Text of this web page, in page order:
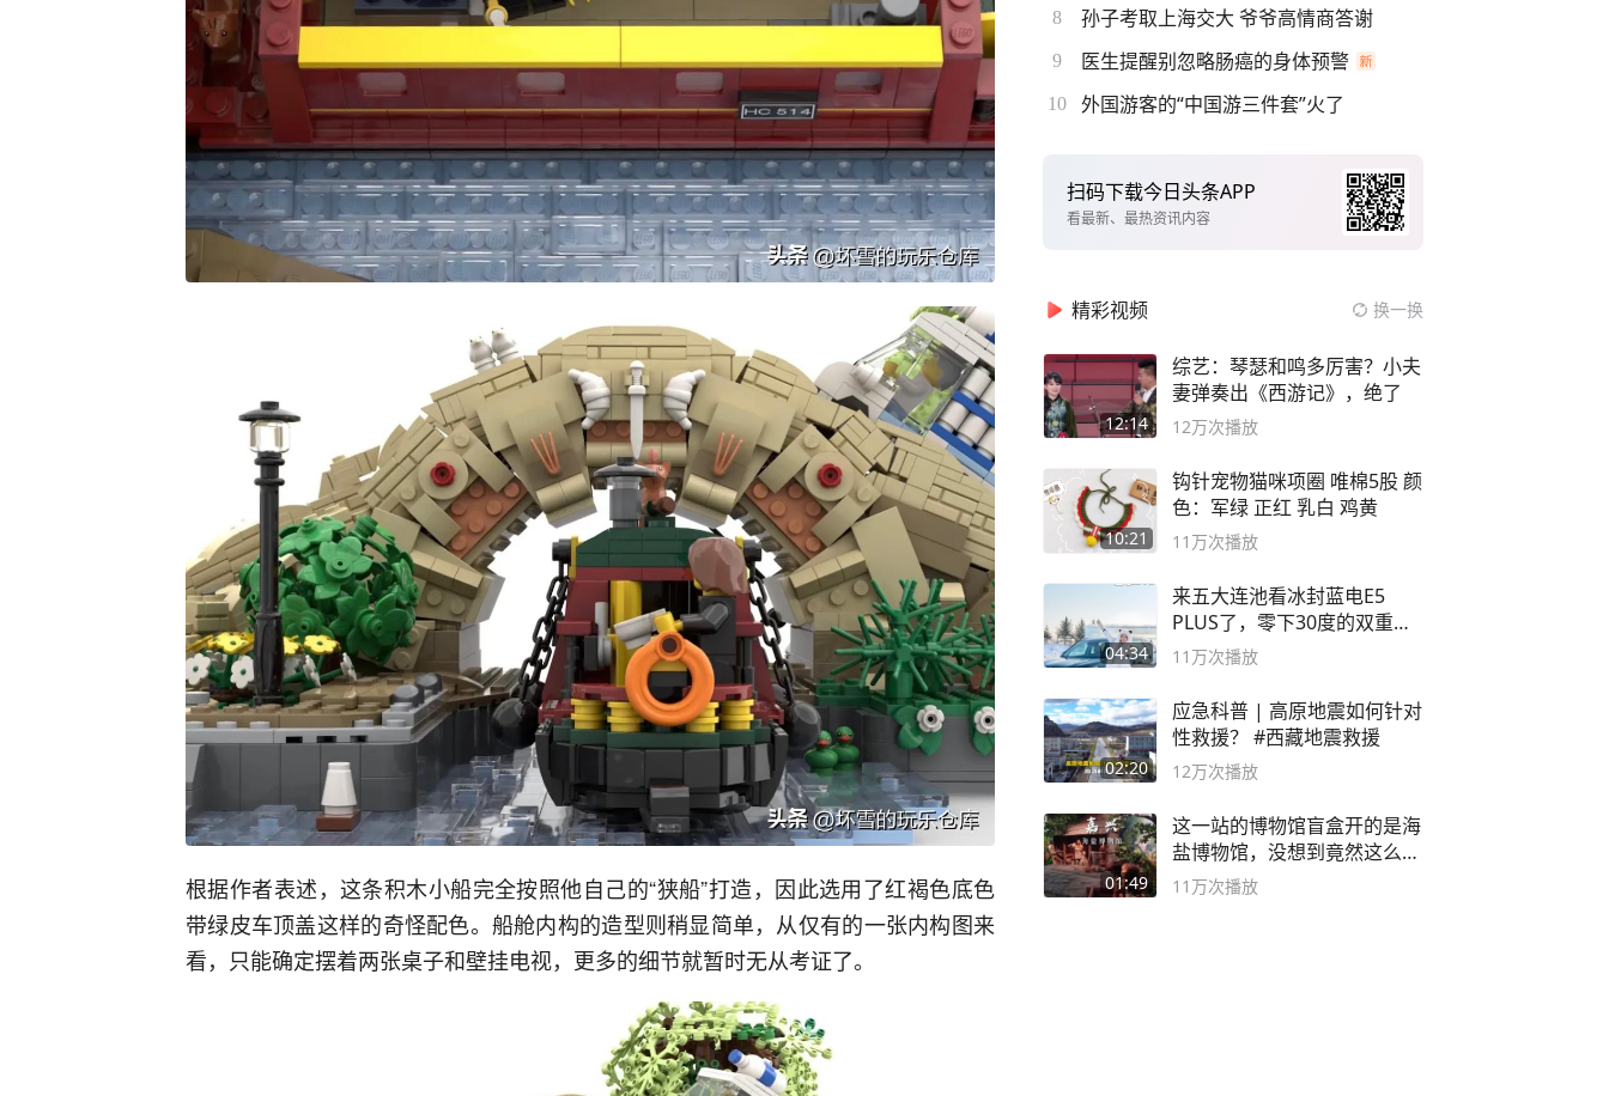
根据作者表述，这条积木小船完全按照他自己的“狭船”打造，因此选用了红褐色底色
带绿皮车顶盖这样的奇怪配色。船舱内构的造型则稍显简单，从仅有的一张内构图来
看，只能确定摆着两张桌子和壁挂电视，更多的细节就暂时无从考证了。
8 孙子考取上海交大 爷爷高情商答谢
9 医生提醒别忽略肠癌的身体预警
10 外国游客的“中国游三件套”火了
扫码下载今日头条APP
看最新、最热资讯内容
精彩视频 换一换
12:14
综艺：琴瑟和鸣多厉害？小夫
妻弹奏出《西游记》，绝了
12万次播放
10:21
钩针宠物猫咪项圈 唯棉5股 颜
色：军绿 正红 乳白 鸡黄
11万次播放
04:34
来五大连池看冰封蓝电E5
PLUS了，零下30度的双重冰
封40小时全录
11万次播放
02:20
应急科普 | 高原地震如何针对
性救援？ #西藏地震救援
12万次播放
01:49
这一站的博物馆盲盒开的是海
盐博物馆，没想到竟然这么好
逛！
11万次播放